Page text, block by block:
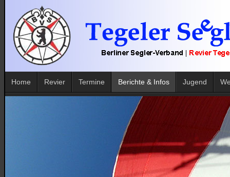
Home Revier Termine Berichte & Infos Jugend